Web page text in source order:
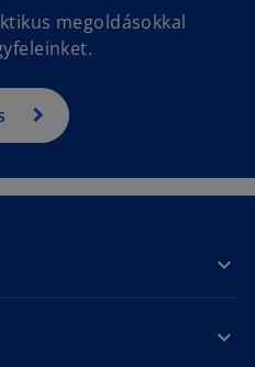
megoldásokkal